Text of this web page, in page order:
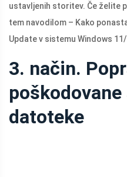
ustavljenih storitev. Če želite
tem navodilom – Kako
Update v sistemu Windows 11/
3. način.
datoteke